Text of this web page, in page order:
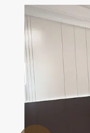
Com el
millora la
Veure més >>